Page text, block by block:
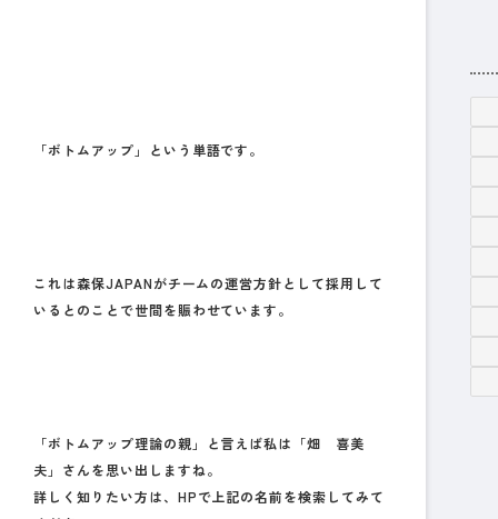
「ボトムアップ」という単語です。
これは森保JAPANがチームの運営方針として採用して
いるとのことで世間を賑わせています。
「ボトムアップ理論の親」と言えば私は 「畑 喜美
夫 」さんを思い出しますね。
詳しく知りたい方は、HPで上記の名前を検索してみて